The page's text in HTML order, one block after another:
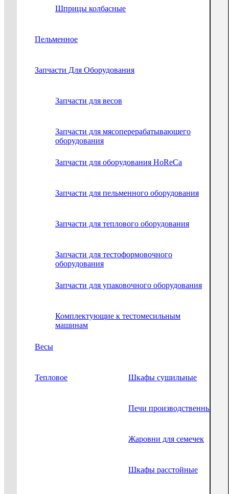
Шприцы колбасные
Пельменное
Запчасти Для Оборудования
Запчасти для весов
Запчасти для мясоперерабатывающего
оборудования
Запчасти для оборудования HoReCa
Запчасти для пельменного оборудования
Запчасти для теплового оборудования
Запчасти для тестоформовочного
оборудования
Запчасти для упаковочного оборудования
Комплектующие к тестомесильным
машинам
Весы
Тепловое Шкафы сушильные
Печи производственные
Жаровни для семечек
Шкафы расстойные